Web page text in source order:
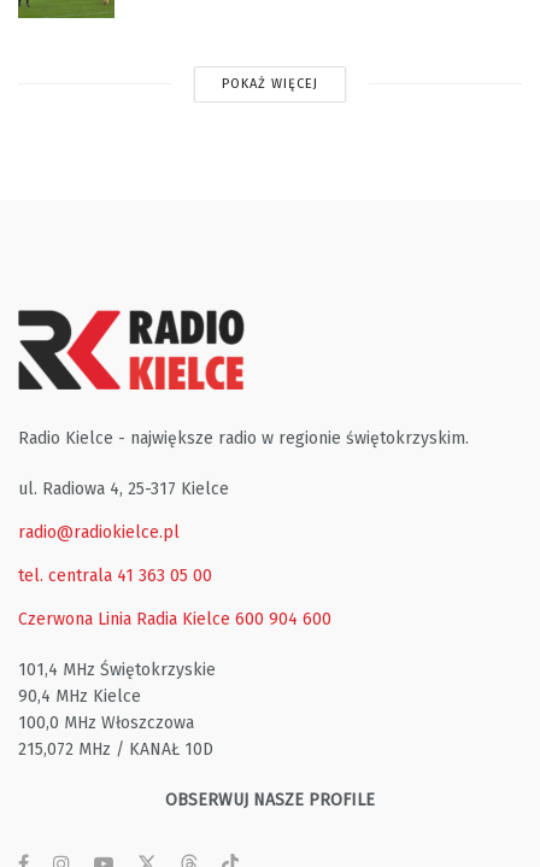
POKAŻ WIĘCEJ
Radio Kielce - największe radio w regionie świętokrzyskim.
ul. Radiowa 4, 25-317 Kielce
radio@radiokielce.pl
tel. centrala 41 363 05 00
Czerwona Linia Radia Kielce 600 904 600
101,4 MHz Świętokrzyskie
90,4 MHz Kielce
100,0 MHz Włoszczowa
215,072 MHz / KANAŁ 10D
OBSERWUJ NASZE PROFILE